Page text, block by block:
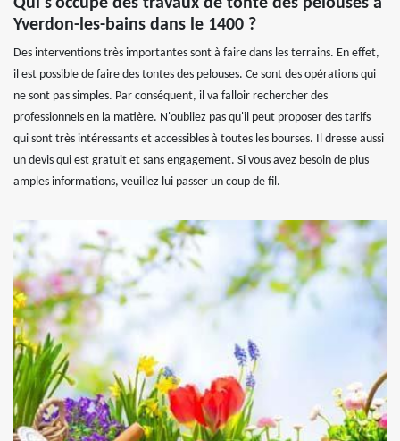
Qui s'occupe des travaux de tonte des pelouses à
Yverdon-les-bains dans le 1400 ?
Des interventions très importantes sont à faire dans les terrains. En effet,
il est possible de faire des tontes des pelouses. Ce sont des opérations qui
ne sont pas simples. Par conséquent, il va falloir rechercher des
professionnels en la matière. N'oubliez pas qu'il peut proposer des tarifs
qui sont très intéressants et accessibles à toutes les bourses. Il dresse aussi
un devis qui est gratuit et sans engagement. Si vous avez besoin de plus
amples informations, veuillez lui passer un coup de fil.